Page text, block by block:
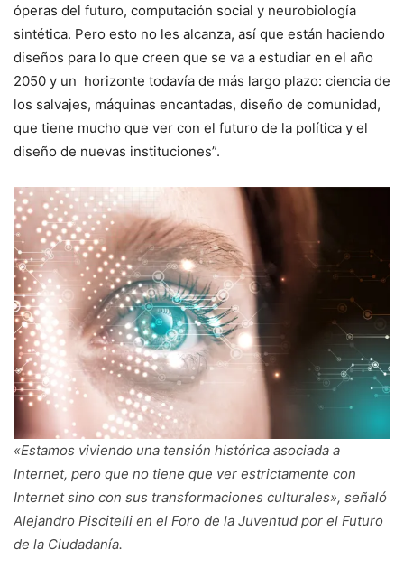
óperas del futuro, computación social y neurobiología
sintética. Pero esto no les alcanza, así que están haciendo
diseños para lo que creen que se va a estudiar en el año
2050 y un horizonte todavía de más largo plazo: ciencia de
los salvajes, máquinas encantadas, diseño de comunidad,
que tiene mucho que ver con el futuro de la política y el
diseño de nuevas instituciones”.
«Estamos viviendo una tensión histórica asociada a
Internet, pero que no tiene que ver estrictamente con
Internet sino con sus transformaciones culturales», señaló
Alejandro Piscitelli en el Foro de la Juventud por el Futuro
de la Ciudadanía.